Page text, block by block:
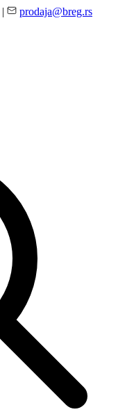
| prodaja@breg.rs